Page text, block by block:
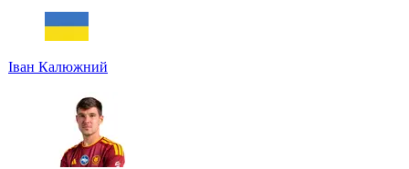
Іван Калюжний